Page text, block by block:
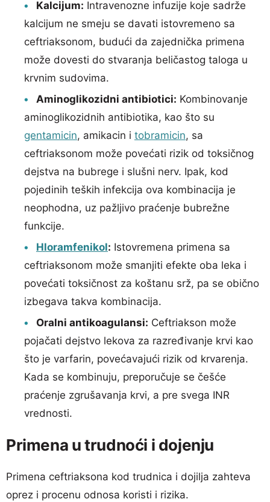
Kalcijum: Intravenozne infuzije koje sadrže
kalcijum ne smeju se davati istovremeno sa
ceftriaksonom, budući da zajednička primena
može dovesti do stvaranja beličastog taloga u
krvnim sudovima.
Aminoglikozidni antibiotici: Kombinovanje
aminoglikozidnih antibiotika, kao što su
gentamicin, amikacin i tobramicin, sa
ceftriaksonom može povećati rizik od toksičnog
dejstva na bubrege i slušni nerv. Ipak, kod
pojedinih teških infekcija ova kombinacija je
neophodna, uz pažljivo praćenje bubrežne
funkcije.
Hloramfenikol: Istovremena primena sa
ceftriaksonom može smanjiti efekte oba leka i
povećati toksičnost za koštanu srž, pa se obično
izbegava takva kombinacija.
Oralni antikoagulansi: Ceftriakson može
pojačati dejstvo lekova za razređivanje krvi kao
što je varfarin, povećavajući rizik od krvarenja.
Kada se kombinuju, preporučuje se češće
praćenje zgrušavanja krvi, a pre svega INR
vrednosti.
Primena u trudnoći i dojenju
Primena ceftriaksona kod trudnica i dojilja zahteva
oprez i procenu odnosa koristi i rizika.